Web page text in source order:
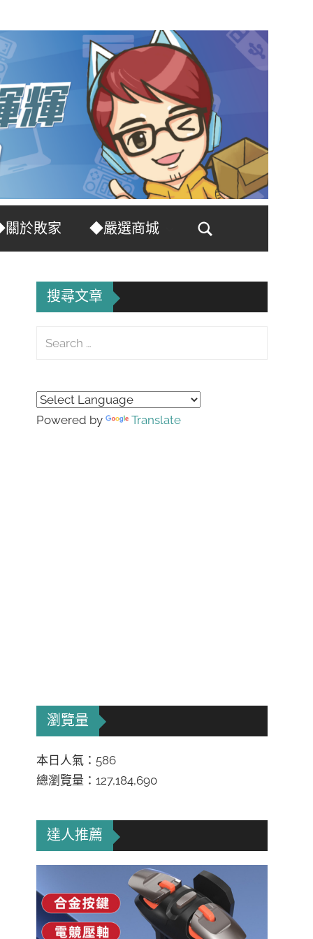
於敗家
◆嚴選商城
Search
搜尋文章
Search
Powered by Translate
瀏覽量
本日人氣：586
總瀏覽量：127,184,690
達人推薦